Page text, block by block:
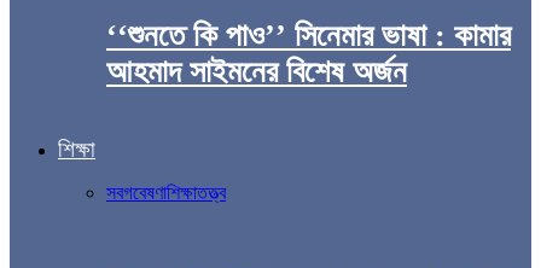
‘‘শুনতে কি পাও’’ সিনেমার ভাষা : কামার
আহমাদ সাইমনের বিশেষ অর্জন
শিক্ষা
সবগবেষণাশিক্ষাতত্ত্ব